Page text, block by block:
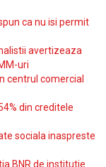
ca nu isi permit
avertizeaza
uri
centrul comercial
din creditele
sociala inaspreste
BNR de institutie